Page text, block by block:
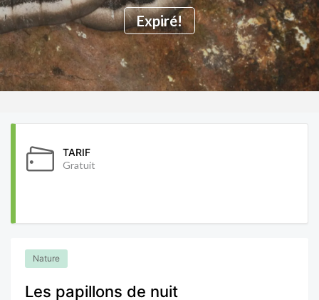
Expiré!
TARIF
Gratuit
Nature
Les papillons de nuit